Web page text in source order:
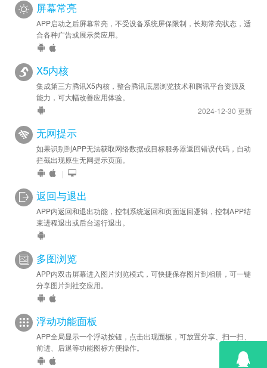
屏幕常亮
APP启动之后屏幕常亮，不受设备系统屏保限制，长期常亮状态，适
合各种广告或展示类应用。
X5内核
集成第三方腾讯X5内核，整合腾讯底层浏览技术和腾讯平台资源及
能力，可大幅改善应用体验。
2024-12-30 更新
无网提示
如果识别到APP无法获取网络数据或目标服务器返回错误代码，自动
拦截出现原生无网提示页面。
|
返回与退出
APP内返回和退出功能，控制系统返回和页面返回逻辑，控制APP结
束进程退出或后台运行退出。
多图浏览
APP内双击屏幕进入图片浏览模式，可快捷保存图片到相册，可一键
分享图片到社交应用。
浮动功能面板
APP全局显示一个浮动按钮，点击出现面板，可放置分享、扫一扫、
前进、后退等功能图标方便操作。